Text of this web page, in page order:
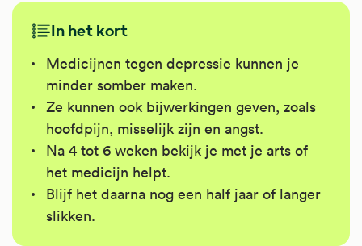
In het kort
Medicijnen tegen depressie kunnen je
minder somber maken.
Ze kunnen ook bijwerkingen geven, zoals
hoofdpijn, misselijk zijn en angst.
Na 4 tot 6 weken bekijk je met je arts of
het medicijn helpt.
Blijf het daarna nog een half jaar of langer
slikken.